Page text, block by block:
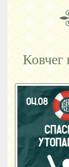
Ковчег